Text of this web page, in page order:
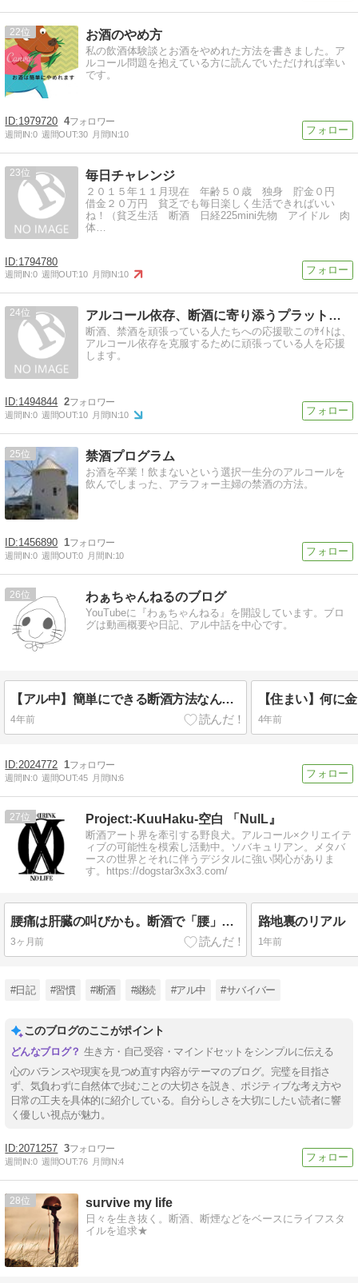
22 お酒のやめ方
私の飲酒体験談とお酒をやめれた方法を書きました。ア
ルコール問題を抱えている方に読んでいただければ幸い
です。
1979720 4
週間IN:0 週間OUT:30 月間IN:10
23 毎日チャレンジ
２０１５年１１月現在 年齢５０歳 独身 貯金０円
借金２０万円 貧乏でも毎日楽しく生活できればいい
ね！（貧乏生活 断酒 日経225mini先物 アイドル 肉
体…
1794780
週間IN:0 週間OUT:10 月間IN:10
24 アルコール依存、断酒に寄り添うプラットホーム
断酒、禁酒を頑張っている人たちへの応援歌このｻｲﾄは、
アルコール依存を克服するために頑張っている人を応援
します。
1494844 2
週間IN:0 週間OUT:10 月間IN:10
25 禁酒プログラム
お酒を卒業！飲まないという選択一生分のアルコールを
飲んでしまった、アラフォー主婦の禁酒の方法。
1456890 1
週間IN:0 週間OUT:0 月間IN:10
26 わぁちゃんねるのブログ
YouTubeに『わぁちゃんねる』を開設しています。ブロ
グは動画概要や日記、アル中話を中心です。
【アル中】簡単にできる断酒方法なんてあるのか？？って話
4年前 4年前
2024772 1
週間IN:0 週間OUT:45 月間IN:6
27 Project:-KuuHaku-空白 「NulL』
断酒アート界を牽引する野良犬。アルコール×クリエイテ
ィブの可能性を模索し活動中。ソバキュリアン。メタバ
ースの世界とそれに伴うデジタルに強い関心がありま
す。https://dogstar3x3x3.com/
腰痛は肝臓の叫びかも。断酒で「腰」が劇的に軽くなる仕組み
3ヶ月前
路地裏のリアル
1年前
#日記 #習慣 #断酒 #継続 #アル中 #サバイバー
このブログのここがポイント
生き方・自己受容・マインドセットをシンプルに伝える
心のバランスや現実を見つめ直す内容がテーマのブログ。完璧を目指さ
ず、気負わずに自然体で歩むことの大切さを説き、ポジティブな考え方や
日常の工夫を具体的に紹介している。自分らしさを大切にしたい読者に響
く優しい視点が魅力。
2071257 3
週間IN:0 週間OUT:76 月間IN:4
28 survive my life
日々を生き抜く。断酒、断煙などをベースにライフスタ
イルを追求★